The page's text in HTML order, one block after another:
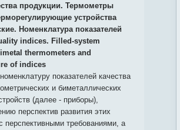
продукции. Термометры
устройства
Номенклатура показателей
indices. Filled-system
thermometers and
of indices
показателей качества
и биметаллических
(далее - приборы),
перспектив развития этих
перспективными требованиями, а